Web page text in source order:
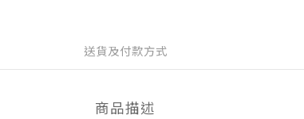
送貨及付款方式
商品描述